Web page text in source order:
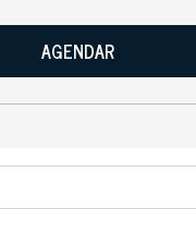
AGENDAR